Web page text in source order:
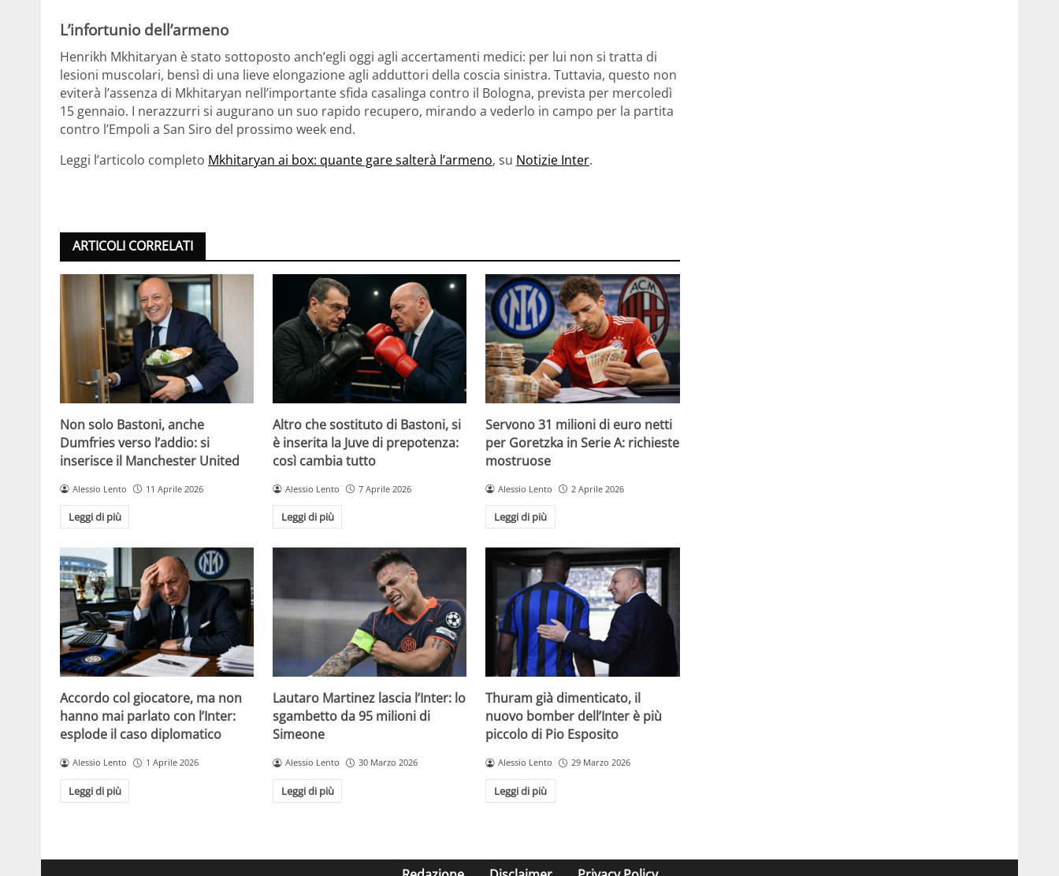
L’infortunio dell’armeno
Henrikh Mkhitaryan è stato sottoposto anch’egli oggi agli accertamenti medici: per lui non si tratta di
lesioni muscolari, bensì di una lieve elongazione agli adduttori della coscia sinistra. Tuttavia, questo non
eviterà l’assenza di Mkhitaryan nell’importante sfida casalinga contro il Bologna, prevista per mercoledì
15 gennaio. I nerazzurri si augurano un suo rapido recupero, mirando a vederlo in campo per la partita
contro l’Empoli a San Siro del prossimo week end.
Leggi l’articolo completo Mkhitaryan ai box: quante gare salterà l’armeno, su Notizie Inter.
ARTICOLI CORRELATI
Non solo Bastoni, anche
Dumfries verso l’addio: si
inserisce il Manchester United
Alessio Lento 11 Aprile 2026
Leggi di più
Altro che sostituto di Bastoni, si
è inserita la Juve di prepotenza:
così cambia tutto
Alessio Lento 7 Aprile 2026
Leggi di più
Servono 31 milioni di euro netti
per Goretzka in Serie A: richieste
mostruose
Alessio Lento 2 Aprile 2026
Leggi di più
Accordo col giocatore, ma non
hanno mai parlato con l’Inter:
esplode il caso diplomatico
Alessio Lento 1 Aprile 2026
Leggi di più
Lautaro Martinez lascia l’Inter: lo
sgambetto da 95 milioni di
Simeone
Alessio Lento 30 Marzo 2026
Leggi di più
Thuram già dimenticato, il
nuovo bomber dell’Inter è più
piccolo di Pio Esposito
Alessio Lento 29 Marzo 2026
Leggi di più